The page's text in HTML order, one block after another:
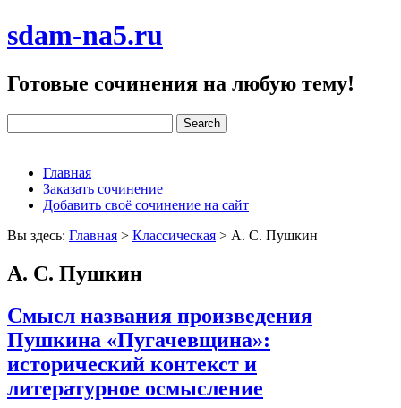
sdam-na5.ru
Готовые сочинения на любую тему!
Главная
Заказать сочинение
Добавить своё сочинение на сайт
Вы здесь: Главная > Классическая > А. С. Пушкин
А. С. Пушкин
Смысл названия произведения
Пушкина «Пугачевщина»:
исторический контекст и
литературное осмысление